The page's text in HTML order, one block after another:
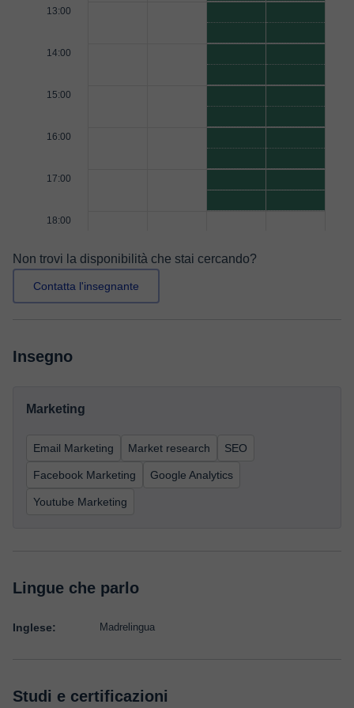
13:00
14:00
15:00
16:00
17:00
18:00
Non trovi la disponibilità che stai cercando?
Contatta l'insegnante
Insegno
Marketing
Email Marketing Market research SEO
Facebook Marketing Google Analytics
Youtube Marketing
Lingue che parlo
Inglese: Madrelingua
Studi e certificazioni